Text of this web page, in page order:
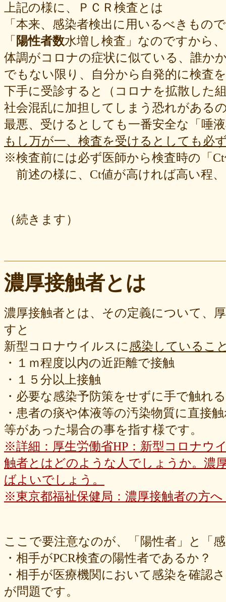
上記の様に、ＰＣＲ検査とは
「本来、感染者検出に用いるべきもの
「 陽性者数水増し検査」なのですから、
体調がコロナの症状に似ている、誰か
でもない限り、自分から自発的に検査
下手に受診すると（コロナを拡散した
社会混乱に加担してしまう恐れがある
最悪、受けるとしても一番安全な「唾
もし万が一、検査を受けるとしても必
※検査前には必ず医師から検査時の「
前述の様に、Ct値が高ければ高い程
（続きます）
濃厚接触者とは
濃厚接触者とは、その定義について、
すと
新型コロナウイルスに感染しているこ
・１ｍ程度以内の近距離で接触
・１５分以上接触
・必要な感染予防策をせずに手で触れ
・患者の痰や体液等の汚染物質に直接
等があった場合の事を指す様です。
※詳細：厚生労働省HP：新型コロナウ
触者とはどのような人でしょうか。濃
ばよいでしょう。
※東京都福祉保健局：濃厚接触者の方
ここで要注意なのが、「陽性者」と「
・相手がPCR検査の陽性者であるか？
・相手が医療機関において感染を確認
が問題です。